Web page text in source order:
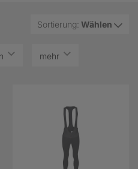
mit oder ohne Träger,
für winterliche Tage bei
und welche ohne
oder eine Radunterhose
Fahrrad geht.
Sortierung: Wählen
mehr